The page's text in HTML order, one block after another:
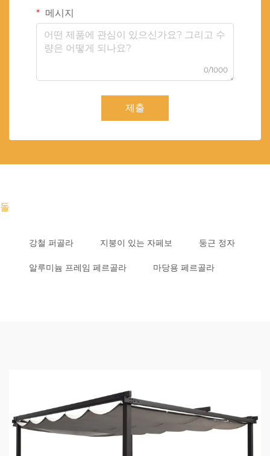
메시지
0/1000
제출
돌
강철 퍼골라 지붕이 있는 자페보 둥근 정자
알루미늄 프레임 페르골라 마당용 페르골라